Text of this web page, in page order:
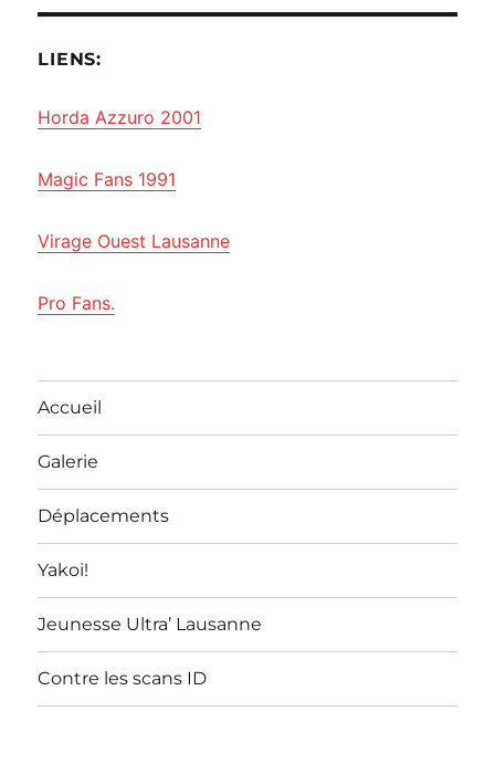
LIENS:
Horda Azzuro 2001
Magic Fans 1991
Virage Ouest Lausanne
Pro Fans.
Accueil
Galerie
Déplacements
Yakoi!
Jeunesse Ultra’ Lausanne
Contre les scans ID